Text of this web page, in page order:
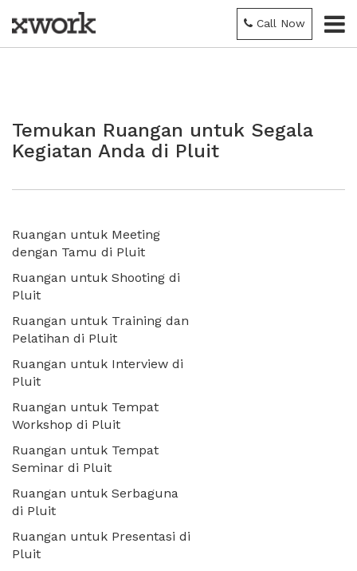
Call Now
Temukan Ruangan untuk Segala
Kegiatan Anda di Pluit
Ruangan untuk Meeting
dengan Tamu di Pluit
Ruangan untuk Shooting di
Pluit
Ruangan untuk Training dan
Pelatihan di Pluit
Ruangan untuk Interview di
Pluit
Ruangan untuk Tempat
Workshop di Pluit
Ruangan untuk Tempat
Seminar di Pluit
Ruangan untuk Serbaguna
di Pluit
Ruangan untuk Presentasi di
Pluit